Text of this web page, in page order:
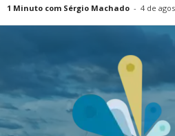
1 Minuto com Sérgio Machado - 4 de